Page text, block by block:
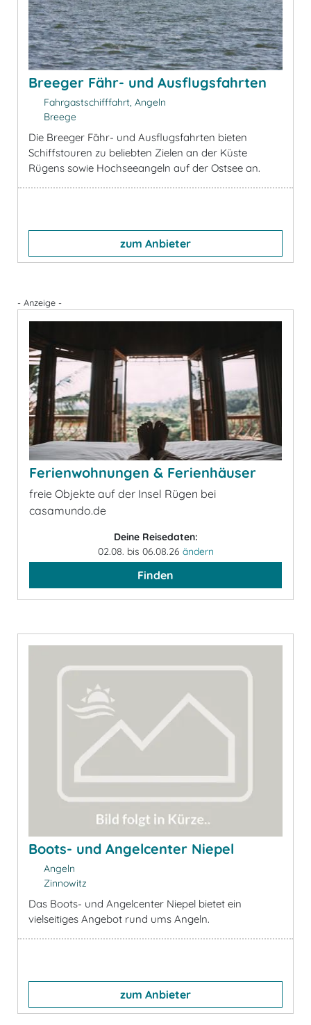
Breeger Fähr- und Ausflugsfahrten
Fahrgastschifffahrt, Angeln
Breege
Die Breeger Fähr- und Ausflugsfahrten bieten
Schiffstouren zu beliebten Zielen an der Küste
Rügens sowie Hochseeangeln auf der Ostsee an.
zum Anbieter
- Anzeige -
Ferienwohnungen & Ferienhäuser
freie Objekte auf der Insel Rügen bei
casamundo.de
Deine Reisedaten:
02.08. bis 06.08.26 ändern
Finden
Boots- und Angelcenter Niepel
Angeln
Zinnowitz
Das Boots- und Angelcenter Niepel bietet ein
vielseitiges Angebot rund ums Angeln.
zum Anbieter